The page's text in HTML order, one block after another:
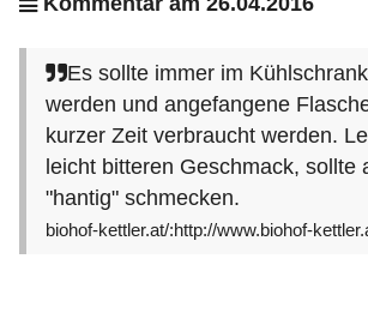
Es sollte immer im
werden und angefangene
kurzer Zeit verbraucht werden.
leicht bitteren Geschmack, sollte
"hantig" schmecken.
biohof-kettler.at/:http://www.biohof-